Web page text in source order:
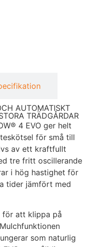
AUTOMATISKT
TRÄDGÅRDAR
4 EVO ger helt
för små till
av ett kraftfullt
tre fritt oscillerande
i hög hastighet för
tider jämfört med
för att klippa på
som naturlig